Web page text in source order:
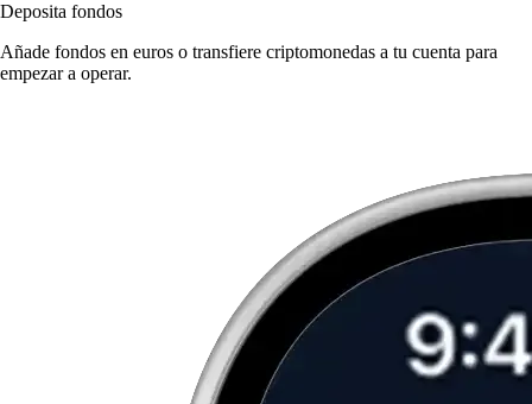
Deposita fondos
Añade fondos en euros o transfiere criptomonedas a tu cuenta para
empezar a operar.